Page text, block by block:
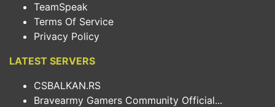
TeamSpeak
Terms Of Service
Privacy Policy
LATEST SERVERS
CSBALKAN.RS
Bravearmy Gamers Community Official...